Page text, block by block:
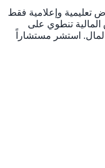
تعليمية وإعلامية فقط
المالية تنطوي على
استشر مستشاراً